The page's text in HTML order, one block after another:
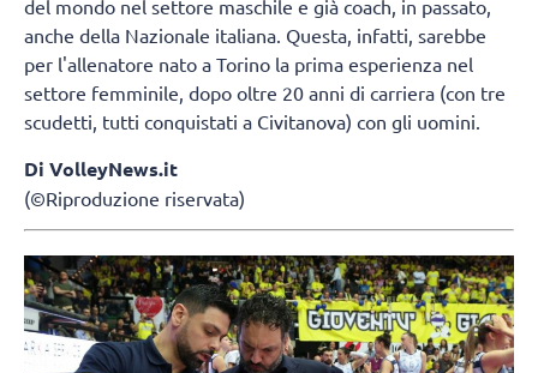
del mondo nel settore maschile e già coach, in passato,
anche della Nazionale italiana. Questa, infatti, sarebbe
per l'allenatore nato a Torino la prima esperienza nel
settore femminile, dopo oltre 20 anni di carriera (con tre
scudetti, tutti conquistati a Civitanova) con gli uomini.
Di VolleyNews.it
(©Riproduzione riservata)